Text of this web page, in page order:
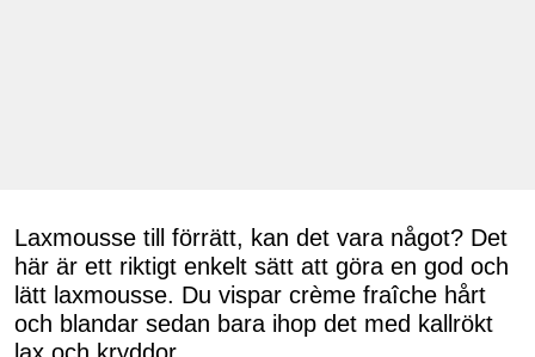
Laxmousse till förrätt, kan det vara något? Det
här är ett riktigt enkelt sätt att göra en god och
lätt laxmousse. Du vispar crème fraîche hårt
och blandar sedan bara ihop det med kallrökt
lax och kryddor.